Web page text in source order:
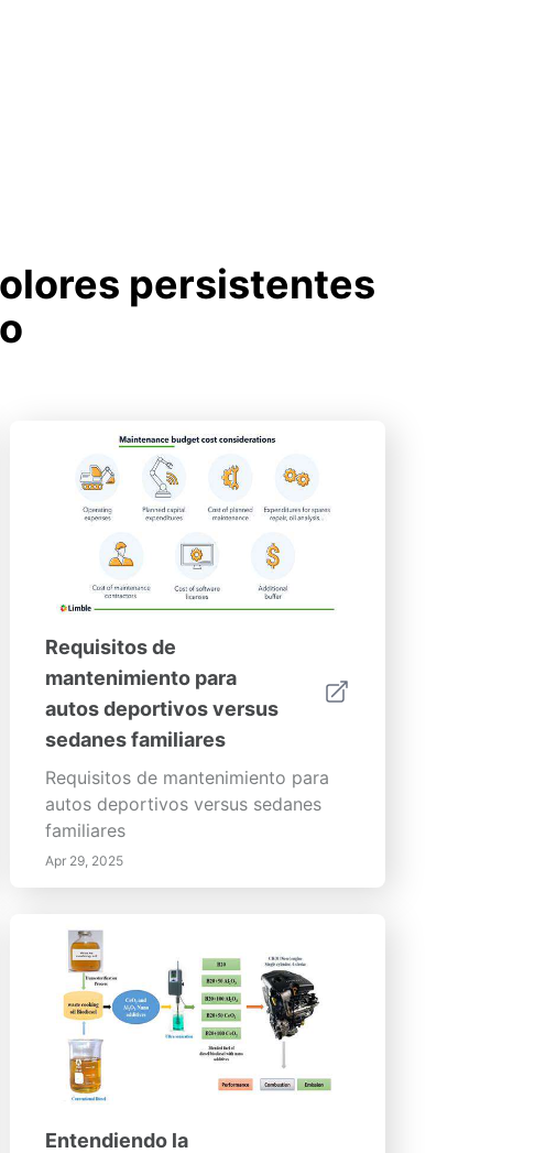
persistentes
Requisitos de
mantenimiento para
autos deportivos versus
sedanes familiares
Requisitos de mantenimiento para
autos deportivos versus sedanes
familiares
Apr 29, 2025
Entendiendo la